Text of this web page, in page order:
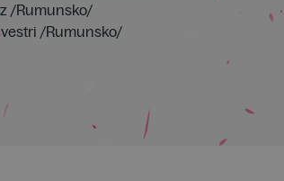
/Rumunsko/
/Rumunsko/